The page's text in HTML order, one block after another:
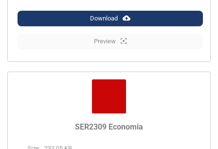
Download
Preview
SER2309 Economia